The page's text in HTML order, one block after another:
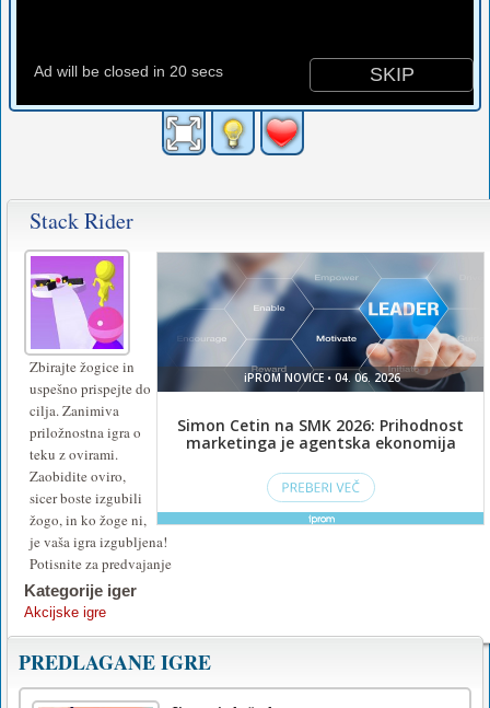
Stack Rider
Zbirajte žogice in
uspešno prispejte do
cilja. Zanimiva
priložnostna igra o
teku z ovirami.
Zaobidite oviro,
sicer boste izgubili
žogo, in ko žoge ni,
je vaša igra izgubljena!
Potisnite za predvajanje
Kategorije iger
Akcijske igre
PREDLAGANE IGRE